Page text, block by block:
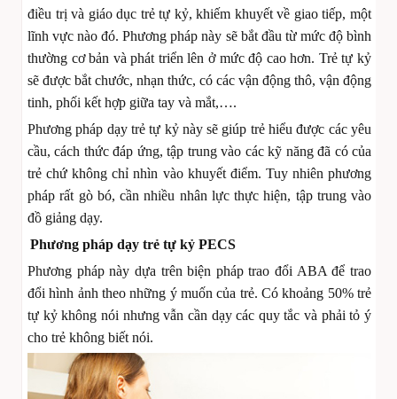
điều trị và giáo dục trẻ tự kỷ, khiếm khuyết về giao tiếp, một
lĩnh vực nào đó. Phương pháp này sẽ bắt đầu từ mức độ bình
thường cơ bản và phát triển lên ở mức độ cao hơn. Trẻ tự kỷ
sẽ được bắt chước, nhạn thức, có các vận động thô, vận động
tinh, phối kết hợp giữa tay và mắt,….
Phương pháp dạy trẻ tự kỷ này sẽ giúp trẻ hiểu được các yêu
cầu, cách thức đáp ứng, tập trung vào các kỹ năng đã có của
trẻ chứ không chỉ nhìn vào khuyết điểm. Tuy nhiên phương
pháp rất gò bó, cần nhiều nhân lực thực hiện, tập trung vào
đồ giảng dạy.
Phương pháp dạy trẻ tự kỷ PECS
Phương pháp này dựa trên biện pháp trao đổi ABA để trao
đổi hình ảnh theo những ý muốn của trẻ. Có khoảng 50% trẻ
tự kỷ không nói nhưng vẫn cần dạy các quy tắc và phải tỏ ý
cho trẻ không biết nói.